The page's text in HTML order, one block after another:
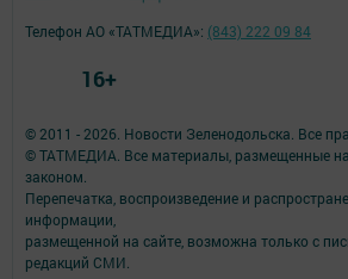
© 2011 - 2026. Новости Зеленодольска. Все
© ТАТМЕДИА. Все материалы, размещенные
законом.
Перепечатка, воспроизведение и
информации,
размещенной на сайте, возможна только с
редакций СМИ.
Телефон АО «ТАТМЕДИА»: (843) 222 09 84
16+